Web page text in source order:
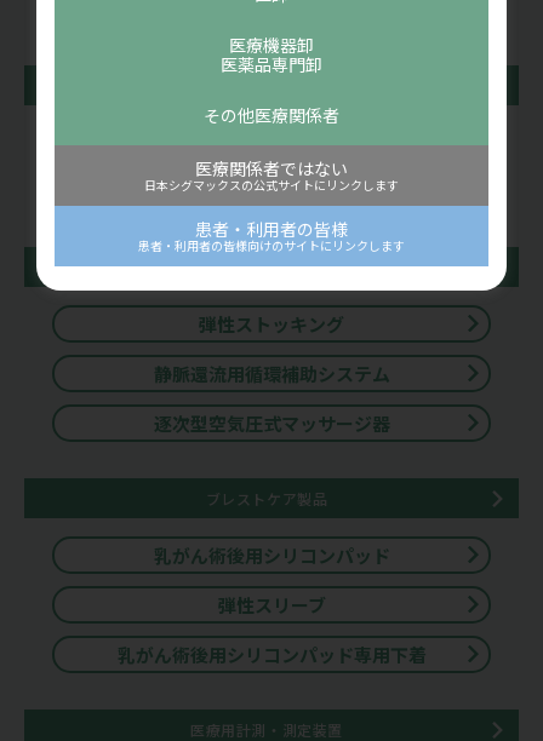
全身振動刺激装置
包帯
救急絆創膏
静脈還流関連製品
弾性ストッキング
静脈還流用循環補助システム
逐次型空気圧式マッサージ器
ブレストケア製品
乳がん術後用シリコンパッド
弾性スリーブ
乳がん術後用シリコンパッド専用下着
医療用計測・測定装置
医療機器卸
医薬品専門卸
その他医療関係者
医療関係者ではない
日本シグマックスの公式サイトにリンクします
患者・利用者の皆様
患者・利用者の皆様向けのサイトにリンクします